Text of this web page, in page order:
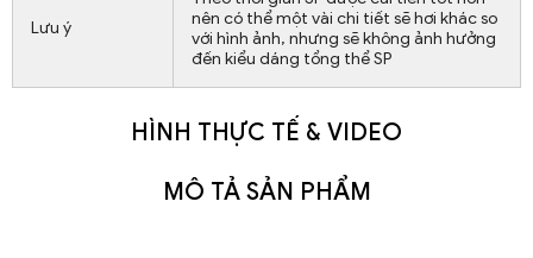
Lưu ý
nên có thể một vài chi tiết sẽ hơi khác so
với hình ảnh, nhưng sẽ không ảnh hưởng
đến kiểu dáng tổng thể SP
HÌNH THỰC TẾ & VIDEO
MÔ TẢ SẢN PHẨM